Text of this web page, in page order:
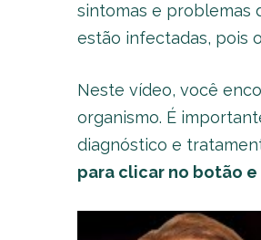
sintomas e problemas
estão infectadas, pois
Neste vídeo, você
organismo. É
diagnóstico e
para clicar no botão e